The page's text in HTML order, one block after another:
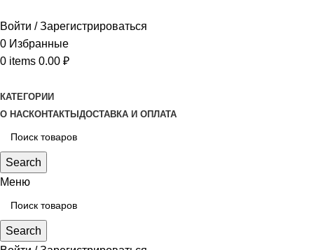
Войти / Зарегистрироваться
0 Избранные
0 items 0.00 ₽
КАТЕГОРИИ
О НАСКОНТАКТЫ ДОСТАВКА И ОПЛАТА
Search
Меню
Search